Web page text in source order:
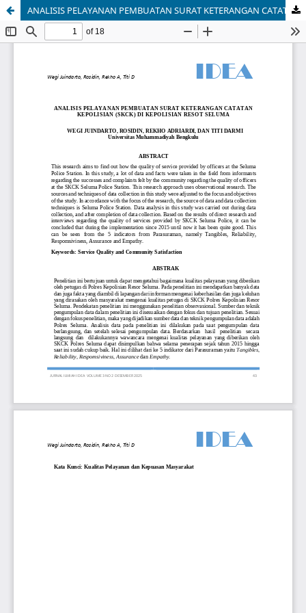
ANALISIS PELAYANAN PEMBUATAN SURAT KETERANGAN CATATAN KEPOLISIAN (SKCK) DI KEPOLISIAN RESOT SELUMA